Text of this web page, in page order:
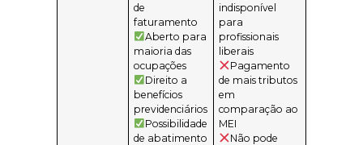
de
faturamento
Aberto para
maioria das
ocupações
Direito a
benefícios
previdenciários
Possibilidade
de abatimento
indisponível
para
profissionais
liberais
Pagamento
de mais tributos
em
comparação ao
MEI
Não pode